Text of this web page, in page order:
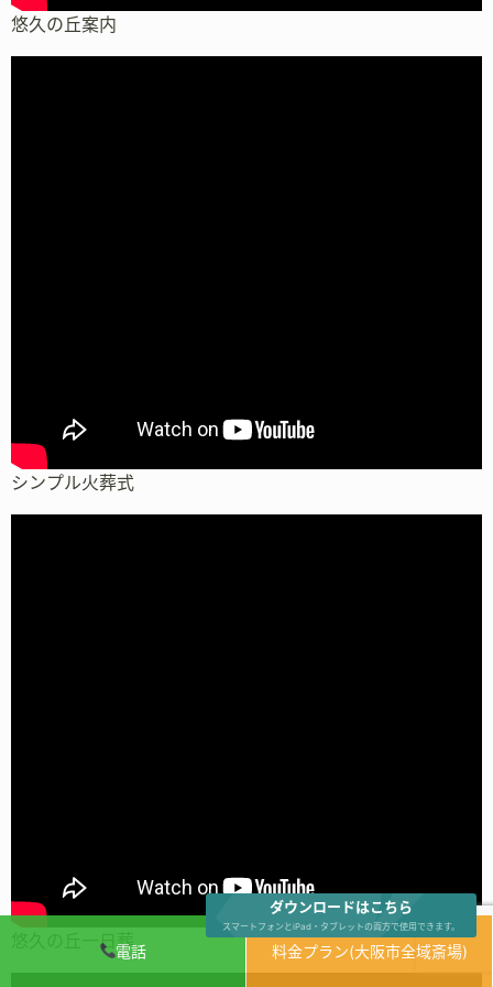
電話 料金プラン(大阪市全域斎場)
悠久の丘案内
シンプル火葬式
悠久の丘一日葬
ダウンロードはこちら
スマートフォンとiPad・タブレットの両方で使用できます。